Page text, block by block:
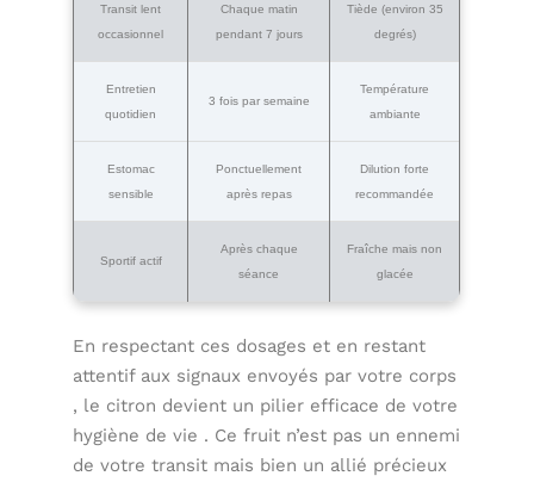
Transit lent
occasionnel
Chaque matin
pendant 7 jours
Tiède (environ 35
degrés)
Entretien
quotidien
3 fois par semaine
Température
ambiante
Estomac
sensible
Ponctuellement
après repas
Dilution forte
recommandée
Sportif actif
Après chaque
séance
Fraîche mais non
glacée
En respectant ces dosages et en restant
attentif aux signaux envoyés par votre corps
, le citron devient un pilier efficace de votre
hygiène de vie . Ce fruit n’est pas un ennemi
de votre transit mais bien un allié précieux